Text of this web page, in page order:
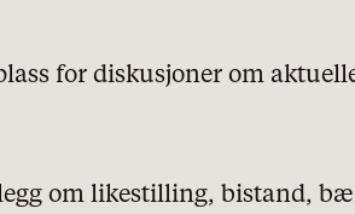
for diskusjoner om
om likestilling, bistand,